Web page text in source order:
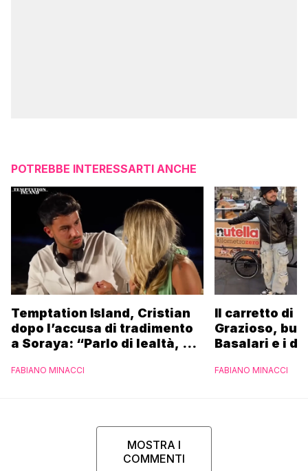
POTREBBE INTERESSARTI ANCHE
Temptation Island, Cristian
dopo l’accusa di tradimento
a Soraya: “Parlo di lealtà, ma
FABIANO MINACCI
Il carretto di
Grazioso,
Basalari e i
Ferrero”
FABIANO MINACCI
MOSTRA I
COMMENTI